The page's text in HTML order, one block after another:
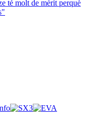
té molt de mèrit perquè